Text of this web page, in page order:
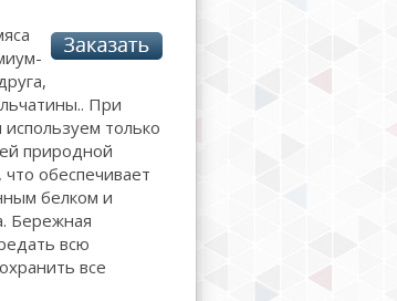
При
только
природной
обеспечивает
белком и
Бережная
всю
все